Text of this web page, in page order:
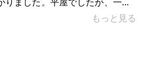
くても移転可能でした。広い畑
ライフが過ごせます。田舎とは
もっと見る